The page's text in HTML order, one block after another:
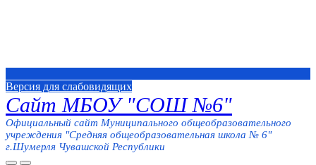
Версия для слабовидящих
Сайт МБОУ "СОШ №6"
Официальный сайт Муниципального общеобразовательного
учреждения "Средняя общеобразовательная школа № 6"
г.Шумерля Чувашской Республики